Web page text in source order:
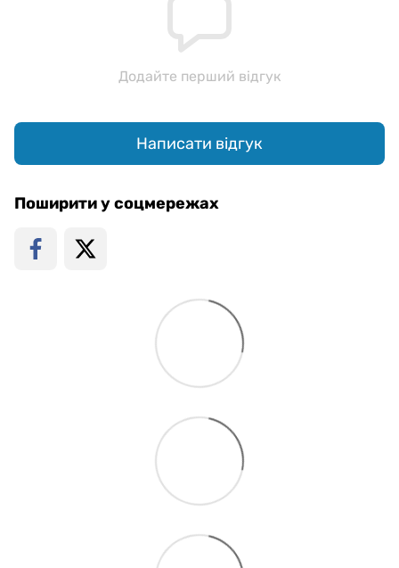
Додайте перший відгук
Написати відгук
Поширити у соцмережах